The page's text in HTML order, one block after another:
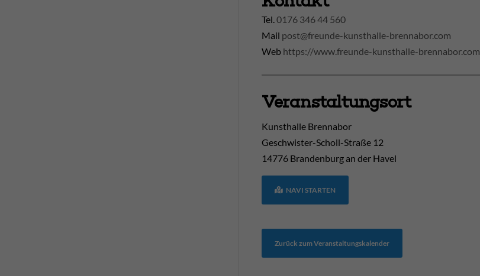
Tel. 0176 346 44 560
Mail post@freunde-kunsthalle-brennabor.com
Web https://www.freunde-kunsthalle-brennabor.com
Veranstaltungsort
Kunsthalle Brennabor
Geschwister-Scholl-Straße 12
14776 Brandenburg an der Havel
NAVI STARTEN
Zurück zum Veranstaltungskalender